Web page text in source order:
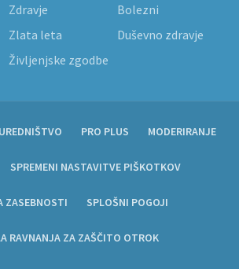
Zdravje
Bolezni
Zlata leta
Duševno zdravje
Življenjske zgodbe
UREDNIŠTVO PRO PLUS MODERIRANJE
SPREMENI NASTAVITVE PIŠKOTKOV
ZASEBNOSTI SPLOŠNI POGOJI
RAVNANJA ZA ZAŠČITO OTROK